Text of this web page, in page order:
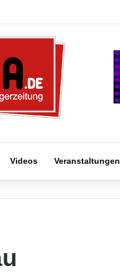
Videos Veranstaltungen